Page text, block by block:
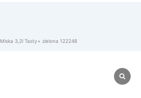
Miska 3,2l Tasty+ zielona 122248